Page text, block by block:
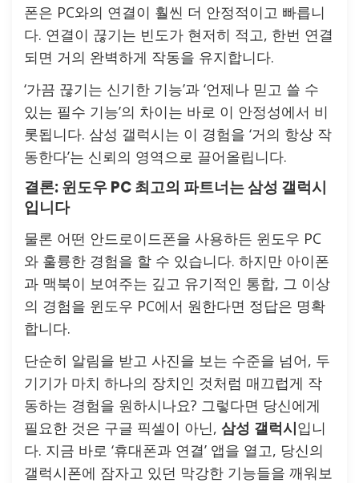
폰은 PC와의 연결이 훨씬 더 안정적이고 빠릅니
다. 연결이 끊기는 빈도가 현저히 적고, 한번 연결
되면 거의 완벽하게 작동을 유지합니다.
‘가끔 끊기는 신기한 기능’과 ‘언제나 믿고 쓸 수
있는 필수 기능’의 차이는 바로 이 안정성에서 비
롯됩니다. 삼성 갤럭시는 이 경험을 ‘거의 항상 작
동한다’는 신뢰의 영역으로 끌어올립니다.
결론: 윈도우 PC 최고의 파트너는 삼성 갤럭시
입니다
물론 어떤 안드로이드폰을 사용하든 윈도우 PC
와 훌륭한 경험을 할 수 있습니다. 하지만 아이폰
과 맥북이 보여주는 깊고 유기적인 통합, 그 이상
의 경험을 윈도우 PC에서 원한다면 정답은 명확
합니다.
단순히 알림을 받고 사진을 보는 수준을 넘어, 두
기기가 마치 하나의 장치인 것처럼 매끄럽게 작
동하는 경험을 원하시나요? 그렇다면 당신에게
필요한 것은 구글 픽셀이 아닌, 삼성 갤럭시입니
다. 지금 바로 ‘휴대폰과 연결’ 앱을 열고, 당신의
갤럭시폰에 잠자고 있던 막강한 기능들을 깨워보